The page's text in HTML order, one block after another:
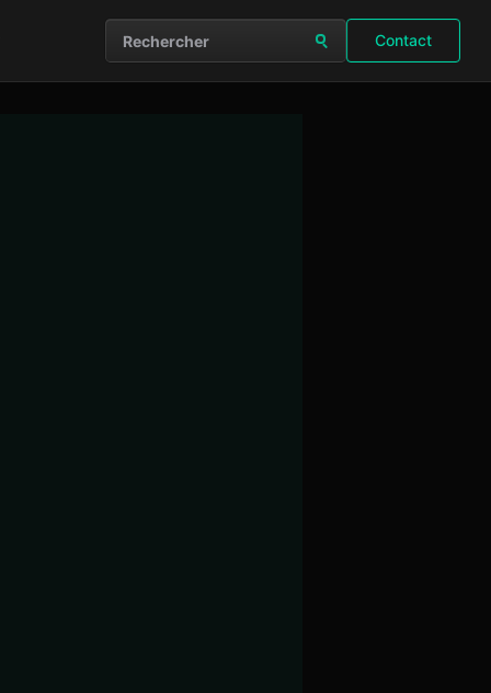
Rechercher sur le site
Contact